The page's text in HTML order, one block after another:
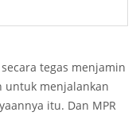
tegas menjamin
untuk menjalankan
itu. Dan MPR